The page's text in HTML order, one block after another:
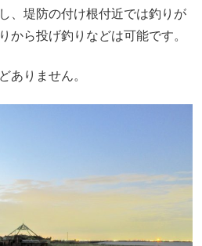
、堤防の付け根付近では釣りが
から投げ釣りなどは可能です。
ありません。